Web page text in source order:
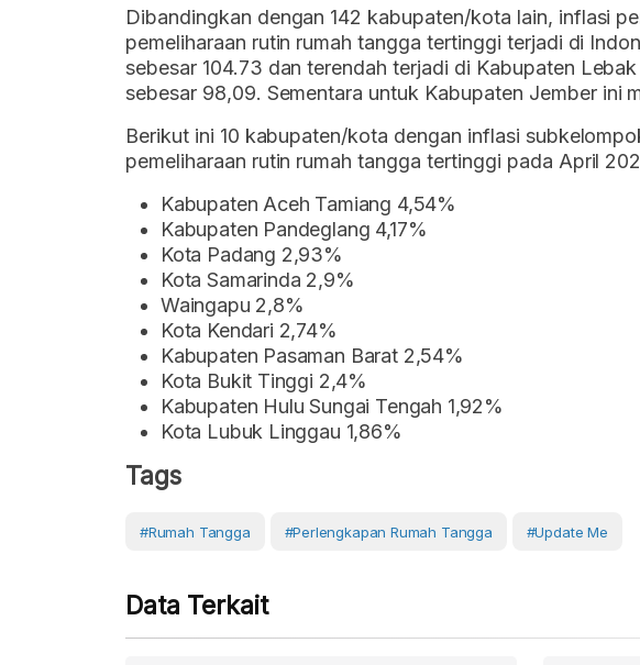
Dibandingkan dengan 142 kabupaten/kota lain, inflasi
pemeliharaan rutin rumah tangga tertinggi terjadi di
sebesar 104.73 dan terendah terjadi di Kabupaten
sebesar 98,09. Sementara untuk Kabupaten Jember ini
Berikut ini 10 kabupaten/kota dengan inflasi
pemeliharaan rutin rumah tangga tertinggi pada April
Kabupaten Aceh Tamiang 4,54%
Kabupaten Pandeglang 4,17%
Kota Padang 2,93%
Kota Samarinda 2,9%
Waingapu 2,8%
Kota Kendari 2,74%
Kabupaten Pasaman Barat 2,54%
Kota Bukit Tinggi 2,4%
Kabupaten Hulu Sungai Tengah 1,92%
Kota Lubuk Linggau 1,86%
Tags
#Rumah Tangga #perlengkapan Rumah Tangga #Update Me
Data Terkait